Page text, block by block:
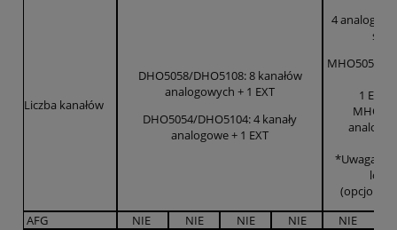
Liczba kanałów
DHO5058/DHO5108: 8 kanałów
analogowych + 1 EXT
DHO5054/DHO5104: 4 kanały
analogowe + 1 EXT
4
MHO5054/
1 EXT
*Uwaga:
AFG
NIE NIE NIE NIE NIE